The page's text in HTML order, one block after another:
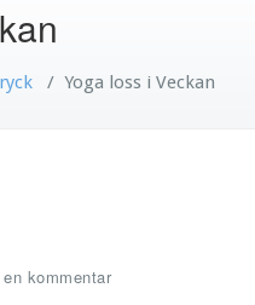
/ Yoga loss i Veckan
kommentar